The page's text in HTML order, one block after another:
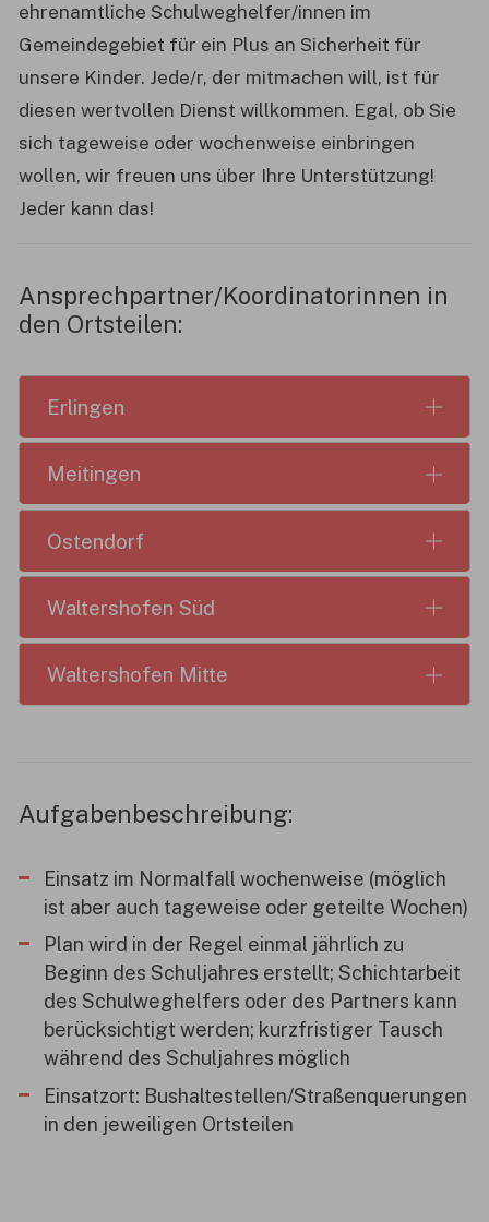
ehrenamtliche Schulweghelfer/innen im
Gemeindegebiet für ein Plus an Sicherheit für
unsere Kinder. Jede/r, der mitmachen will, ist für
diesen wertvollen Dienst willkommen. Egal, ob Sie
sich tageweise oder wochenweise einbringen
wollen, wir freuen uns über Ihre Unterstützung!
Jeder kann das!
Ansprechpartner/Koordinatorinnen in
den Ortsteilen:
Erlingen
Meitingen
Ostendorf
Waltershofen Süd
Waltershofen Mitte
Aufgabenbeschreibung:
Einsatz im Normalfall wochenweise (möglich
ist aber auch tageweise oder geteilte Wochen)
Plan wird in der Regel einmal jährlich zu
Beginn des Schuljahres erstellt; Schichtarbeit
des Schulweghelfers oder des Partners kann
berücksichtigt werden; kurzfristiger Tausch
während des Schuljahres möglich
Einsatzort: Bushaltestellen/Straßenquerungen
in den jeweiligen Ortsteilen